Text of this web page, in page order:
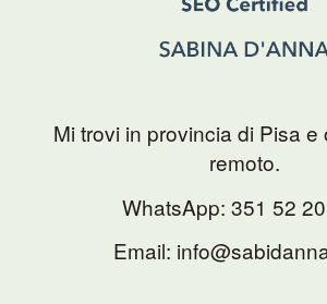
Mi trovi in provincia di Pisa
remoto.
WhatsApp: 351 52
Email: